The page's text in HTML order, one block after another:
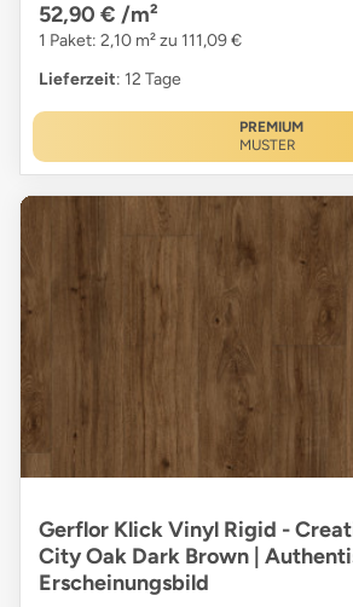
52,90 € /m²
1 Paket: 2,10 m² zu 111,09 €
Lieferzeit: 12 Tage
PREMIUM
MUSTER
Gerflor Klick Vinyl Rigid -
City Oak Dark Brown |
Erscheinungsbild